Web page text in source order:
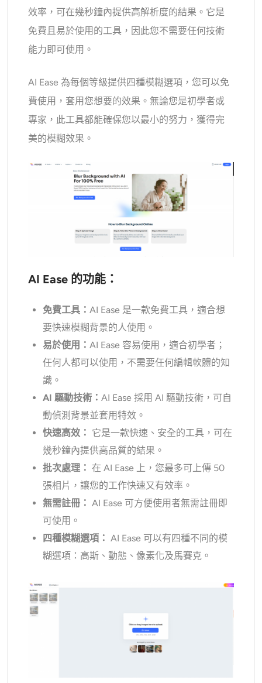
效率，可在幾秒鐘內提供高解析度的結果。它是
免費且易於使用的工具，因此您不需要任何技術
能力即可使用。
AI Ease 為每個等級提供四種模糊選項，您可以免
費使用，套用您想要的效果。無論您是初學者或
專家，此工具都能確保您以最小的努力，獲得完
美的模糊效果。
AI Ease 的功能：
免費工具：AI Ease 是一款免費工具，適合想
要快速模糊背景的人使用。
易於使用：AI Ease 容易使用，適合初學者；
任何人都可以使用，不需要任何編輯軟體的知
識。
AI 驅動技術：AI Ease 採用 AI 驅動技術，可自
動偵測背景並套用特效。
快速高效： 它是一款快速、安全的工具，可在
幾秒鐘內提供高品質的結果。
批次處理 ：在 AI Ease 上，您最多可上傳 50
張相片，讓您的工作快速又有效率。
無需註冊：AI Ease 可方便使用者無需註冊即
可使用。
四種模糊選項：AI Ease 可以有四種不同的模
糊選項：高斯、動態、像素化及馬賽克。